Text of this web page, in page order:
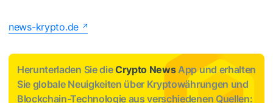
news-krypto.de
Herunterladen Sie dieCrypto NewsApp und erhalten
Sie globale Neuigkeiten über Kryptowährungen und
Blockchain-Technologie aus verschiedenen Quellen: